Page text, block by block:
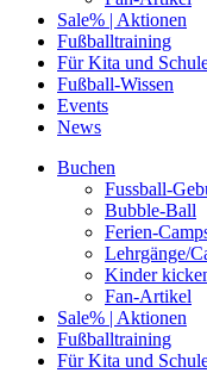
Sale% | Aktionen
Fußballtraining
Für Kita und
Fußball-Wissen
Events
News
Buchen
Fussball-
Bubble-Ball
Ferien-
Lehrgänge/
Kinder
Fan-Artikel
Sale% | Aktionen
Fußballtraining
Für Kita und